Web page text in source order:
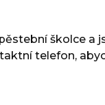
školce a
telefon,